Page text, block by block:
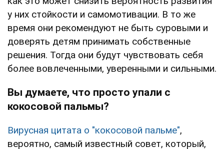
у них стойкости и самомотивации. В то же
время они рекомендуют не быть суровыми и
доверять детям принимать собственные
решения. Тогда они будут чувствовать себя
более вовлеченными, уверенными и сильными.
Вы думаете, что просто упали с
кокосовой пальмы?
Вирусная цитата о "кокосовой пальме",
вероятно, самый известный совет, который,